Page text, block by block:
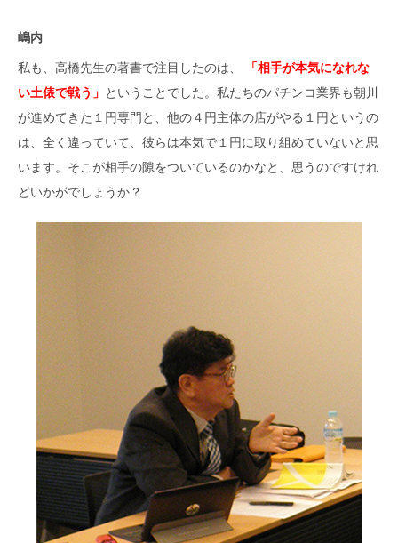
嶋内
私も、高橋先生の著書で注目したのは、
「相手が本気になれな
い土俵で戦う」 ということでした。私たちのパチンコ業界も朝川
が進めてきた１円専門と、他の４円主体の店がやる１円というの
は、全く違っていて、彼らは本気で１円に取り組めていないと思
います。そこが相手の隙をついているのかなと、思うのですけれ
どいかがでしょうか？